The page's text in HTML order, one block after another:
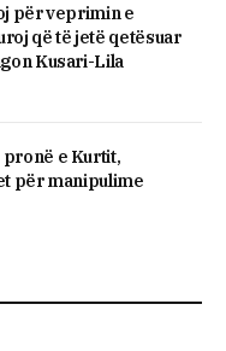
për veprimin e
që të jetë qetësuar
Kusari-Lila
pronë e Kurtit,
për manipulime